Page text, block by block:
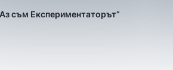
съм Експериментаторът”